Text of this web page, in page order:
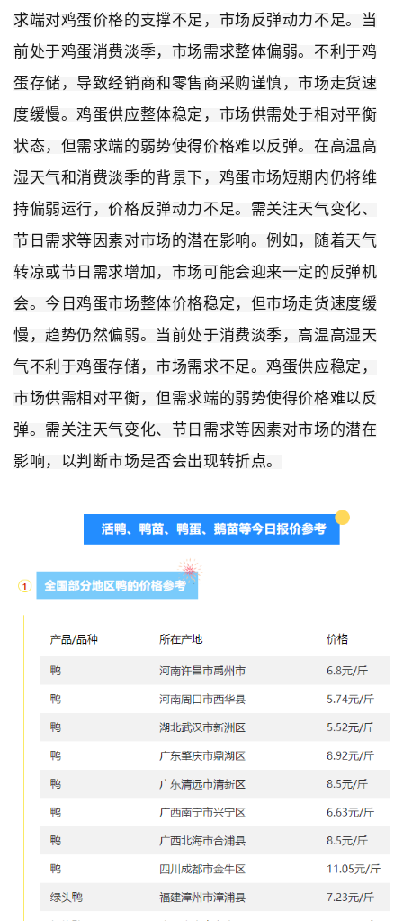
求端对鸡蛋价格的支撑不足，市场反弹动力不足。当
前处于鸡蛋消费淡季，市场需求整体偏弱。不利于鸡
蛋存储，导致经销商和零售商采购谨慎，市场走货速
度缓慢。鸡蛋供应整体稳定，市场供需处于相对平衡
状态，但需求端的弱势使得价格难以反弹。在高温高
湿天气和消费淡季的背景下，鸡蛋市场短期内仍将维
持偏弱运行，价格反弹动力不足。需关注天气变化、
节日需求等因素对市场的潜在影响。例如，随着天气
转凉或节日需求增加，市场可能会迎来一定的反弹机
会。今日鸡蛋市场整体价格稳定，但市场走货速度缓
慢，趋势仍然偏弱。当前处于消费淡季，高温高湿天
气不利于鸡蛋存储，市场需求不足。鸡蛋供应稳定，
市场供需相对平衡，但需求端的弱势使得价格难以反
弹。需关注天气变化、节日需求等因素对市场的潜在
影响，以判断市场是否会出现转折点。